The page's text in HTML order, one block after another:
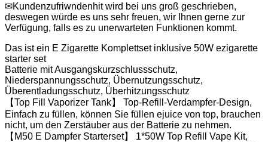
✉Kundenzufriwndenhit wird bei uns groß geschrieben,
deswegen würde es uns sehr freuen, wir Ihnen gerne zur
Verfügung, falls es zu unerwarteten Funktionen kommt.
Das ist ein E Zigarette Komplettset inklusive 50W ezigarette
starter set
Batterie mit Ausgangskurzschlussschutz,
Niederspannungsschutz, Übernutzungsschutz,
Überentladungsschutz, Überhitzungsschutz
【Top Fill Vaporizer Tank】 Top-Refill-Verdampfer-Design,
Einfach zu füllen, können Sie füllen ejuice von top, brauchen
nicht, um den Zerstäuber aus der Batterie zu nehmen.
【M50 E Dampfer Starterset】 1*50W Top Refill Vape Kit,